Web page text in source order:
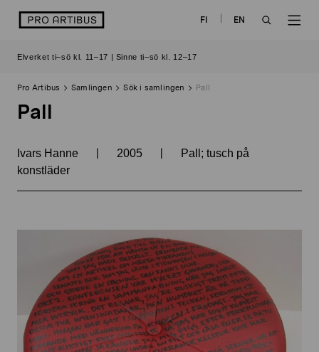
logo FI
EN
Elverket ti–sö kl. 11–17 | Sinne ti–sö kl. 12–17
Pro Artibus Samlingen Sök i samlingen Pall
Pall
Ivars Hanne | 2005 |
Pall; tusch på
konstläder